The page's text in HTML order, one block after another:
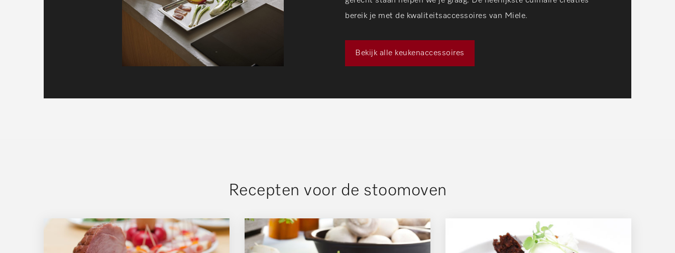
bereik je met de kwaliteitsaccessoires van Miele.
Bekijk alle keukenaccessoires
Recepten voor de stoomoven